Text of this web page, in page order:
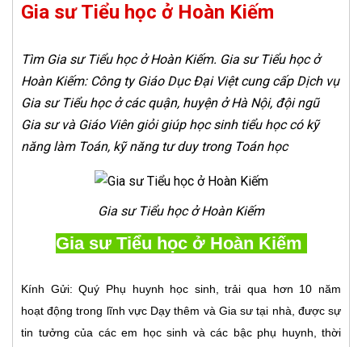
Gia sư Tiểu học ở Hoàn Kiếm
Tìm Gia sư Tiểu học ở Hoàn Kiếm. Gia sư Tiểu học ở
Hoàn Kiếm: Công ty Giáo Dục Đại Việt cung cấp Dịch vụ
Gia sư Tiểu học ở các quận, huyện ở Hà Nội, đội ngũ
Gia sư và Giáo Viên giỏi giúp học sinh tiểu học có kỹ
năng làm Toán, kỹ năng tư duy trong Toán học
Gia sư Tiểu học ở Hoàn Kiếm
Gia sư Tiểu học ở Hoàn Kiếm
Kính Gửi: Quý Phụ huynh học sinh, trải qua hơn 10 năm
hoạt động trong lĩnh vực Dạy thêm và Gia sư tại nhà, được sự
tin tưởng của các em học sinh và các bậc phụ huynh, thời